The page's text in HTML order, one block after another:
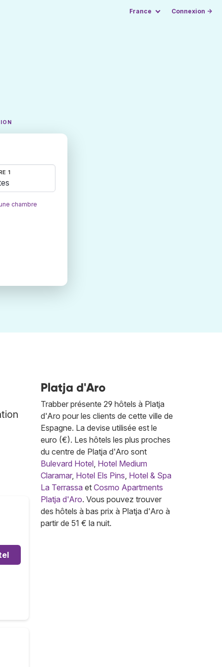
France Connexion →
1
chambre
Platja d'Aro
Trabber présente 29 hôtels à Platja
d'Aro pour les clients de cette ville de
Espagne. La devise utilisée est le
euro (€). Les hôtels les plus proches
du centre de Platja d'Aro sont
Bulevard Hotel, Hotel Medium
Claramar, Hotel Els Pins, Hotel & Spa
La Terrassa et Cosmo Apartments
Platja d'Aro. Vous pouvez trouver
des hôtels à bas prix à Platja d'Aro à
partir de 51 € la nuit.